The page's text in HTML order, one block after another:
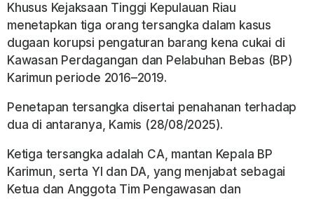
Khusus Kejaksaan Tinggi Kepulauan Riau
menetapkan tiga orang tersangka dalam kasus
dugaan korupsi pengaturan barang kena cukai di
Kawasan Perdagangan dan Pelabuhan Bebas (BP)
Karimun periode 2016–2019.
Penetapan tersangka disertai penahanan terhadap
dua di antaranya, Kamis (28/08/2025).
Ketiga tersangka adalah CA, mantan Kepala BP
Karimun, serta YI dan DA, yang menjabat sebagai
Ketua dan Anggota Tim Pengawasan dan